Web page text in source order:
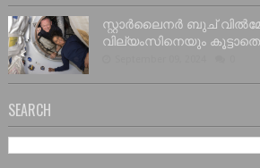
സ്റ്റാർലൈനർ ബുച്
വില്യംസിനെയും കൂട്ടാതെ
SEARCH